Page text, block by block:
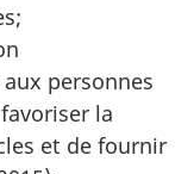
personnes
la
et de fournir